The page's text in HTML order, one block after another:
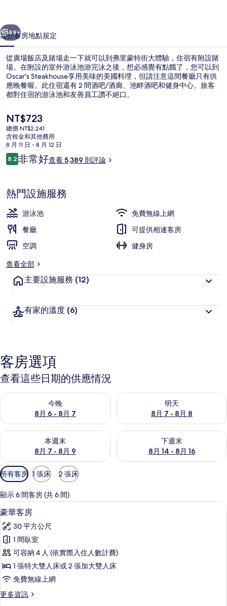
的
相
片
集
個 下一個
49+
簡介客房地點規定
從廣場飯店及賭場走一下就可以到弗里蒙特街大體驗，住宿有附設賭
場。在附設的室外游泳池游完泳之後，想必感覺有點餓了，您可以到
Oscar's Steakhouse享用美味的美國料理，但請注意這間餐廳只有供
應晚餐喔。此住宿還有 2 間酒吧/酒廊、池畔酒吧和健身中心。旅客
都對住宿的游泳池和友善員工讚不絕口。
目
前
的
價
格
是
NT$723
總價 NT$2,241
含稅金和其他費用
8 月 11 日 - 8 月 12 日
評
論
8.28.2 分，滿分 10 分，
非常好查看 5,389 則評論
熱門設施服務
游泳池
免費無線上網
餐廳
可提供相連客房
空調
健身房
查看全部
主要設施服務 (12)
有家的溫度 (6)
客房選項
查看這些日期的供應情況
今晚
8月 6 - 8月 7
查看今晚 (8月 6 - 8月 7) 的供應情況
明天
8月 7 - 8月 8
查看明天 (8月 7 - 8月 8) 的供
本週末
8月 7 - 8月 9
查看本週末 (8月 7 - 8月 9) 的供應情況
下週末
8月 14 - 8月 16
查看下週末 (8月 14 - 8月 16)
可
用
的
客
房
篩
選
條
所有客房 1 張床 2 張床
顯示 6 間客房 (共 6 間)
顯
示
豪
華
客
房
所
豪華客房 | 高級寢具、客房內保險箱
5
豪華客房
30 平方公尺
1 間臥室
可容納 4 人 (依實際入住人數計費)
1 張特大雙人床或 2 張加大雙人床
免費無線上網
更多資訊
更